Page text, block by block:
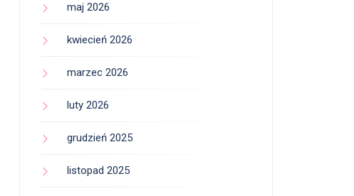
maj 2026
kwiecień 2026
marzec 2026
luty 2026
grudzień 2025
listopad 2025